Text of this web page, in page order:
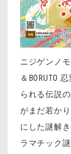
ニジゲンノ
＆BORUTO
られる伝説
がまだ若か
にした謎解
ラマチック